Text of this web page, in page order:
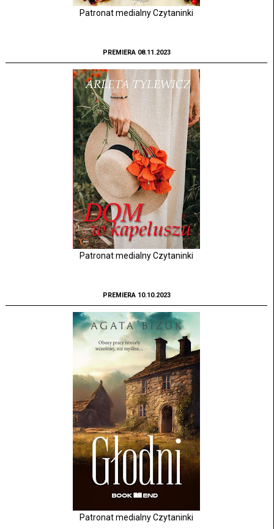
Patronat medialny Czytaninki
PREMIERA 08.11.2023
Patronat medialny Czytaninki
PREMIERA 10.10.2023
Patronat medialny Czytaninki